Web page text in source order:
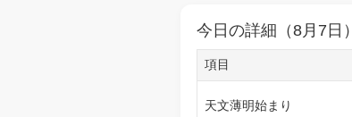
今日の詳細（8月7日）
項目
天文薄明始まり